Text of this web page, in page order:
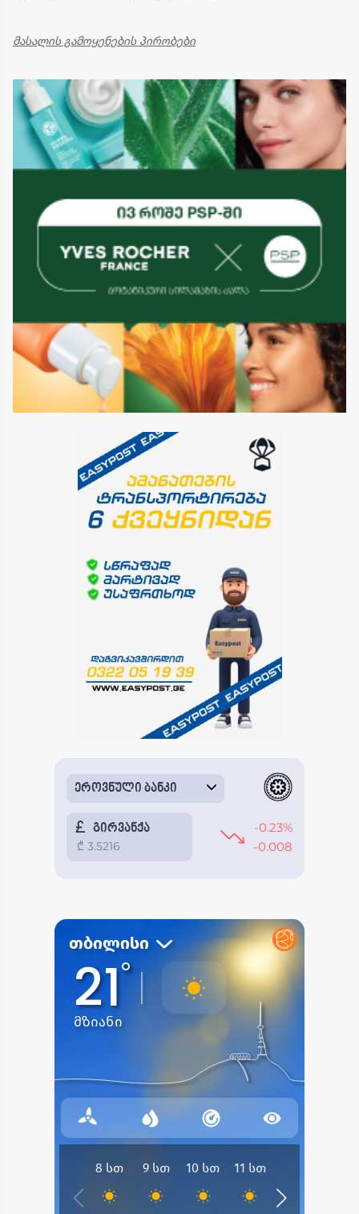
მასალის გამოყენების პირობები